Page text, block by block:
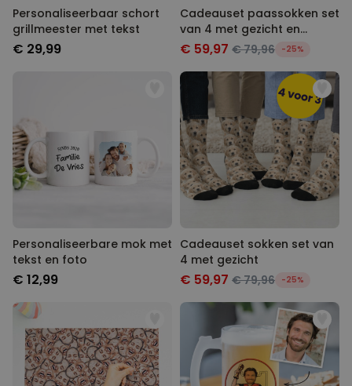
Personaliseerbaar schort
grillmeester met tekst
€ 29,99
Cadeauset paassokken set
van 4 met gezicht en
konijnenoren
€ 59,97 € 79,96 -25%
Personaliseerbare mok met
tekst en foto
€ 12,99
Cadeauset sokken set van
4 met gezicht
€ 59,97 € 79,96 -25%